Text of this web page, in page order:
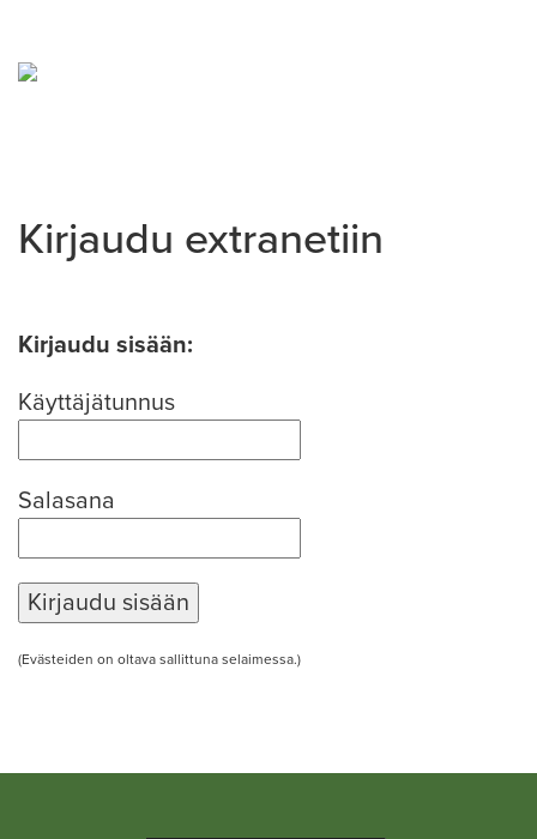
Kirjaudu extranetiin
Kirjaudu sisään:
Käyttäjätunnus
Salasana
(Evästeiden on oltava sallittuna selaimessa.)